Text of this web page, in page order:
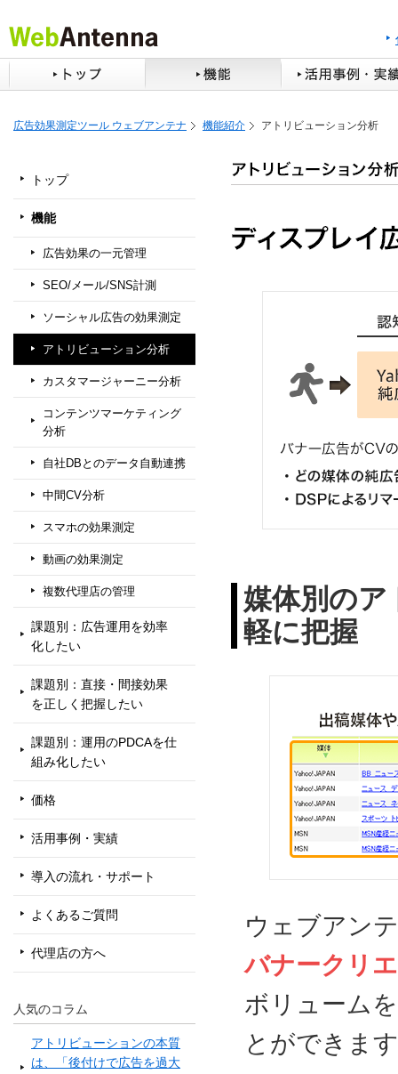
広告効果測定ツール ウェブアンテナ 機能紹介 アトリビューション分析
トップ
機能
広告効果の一元管理
SEO/メール/SNS計測
ソーシャル広告の効果測定
アトリビューション分析
カスタマージャーニー分析
コンテンツマーケティング
分析
自社DBとのデータ自動連携
中間CV分析
スマホの効果測定
動画の効果測定
複数代理店の管理
課題別：広告運用を効率
化したい
課題別：直接・間接効果
を正しく把握したい
課題別：運用のPDCAを仕
組み化したい
価格
活用事例・実績
導入の流れ・サポート
よくあるご質問
代理店の方へ
人気のコラム
アトリビューションの本質
は、「後付けで広告を過大
媒体別のア
軽に把握
ウェブアン
バナークリ
ボリューム
とができま